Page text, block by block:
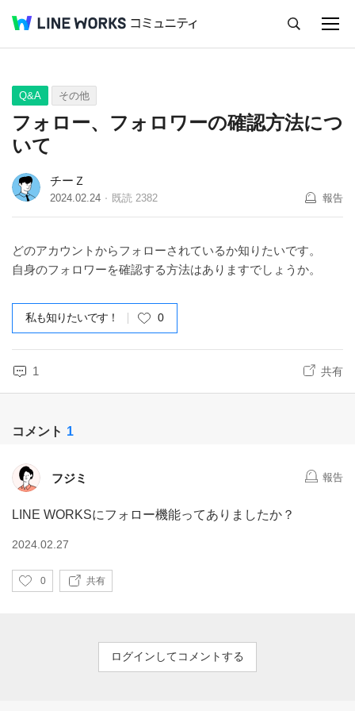
Q&A Tips Ideas
Q&A その他
フォロー、フォロワーの確認方法につ
いて
チーＺ
2024.02.24 既読 2382 報告
どのアカウントからフォローされているか知りたいです。
自身のフォロワーを確認する方法はありますでしょうか。
私も知りたいです！ 0
1 共有
コメント 1
フジミ 報告
LINE WORKSにフォロー機能ってありましたか？
2024.02.27
い
0 共有
ログインしてコメントする